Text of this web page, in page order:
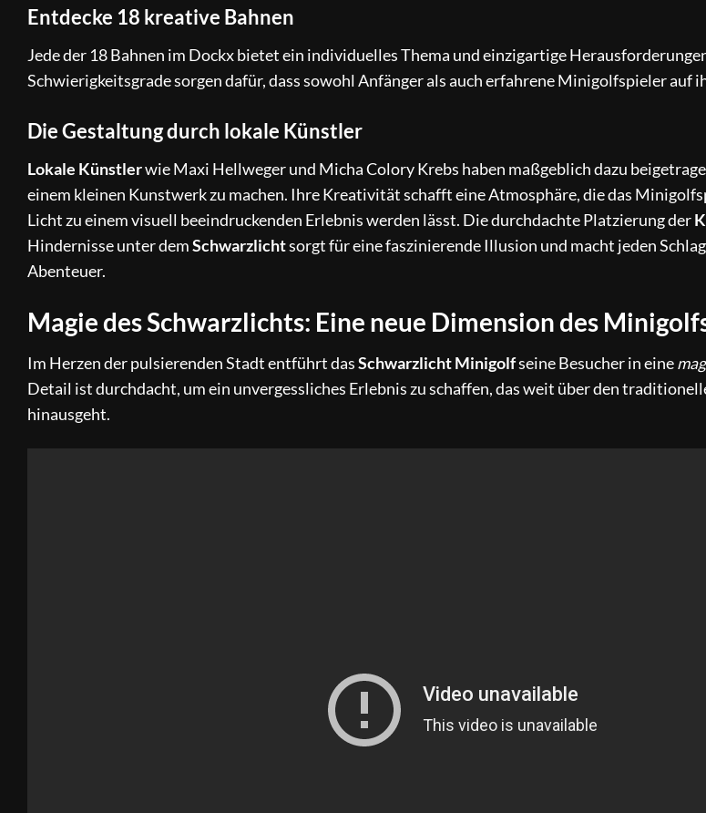
Entdecke 18 kreative Bahnen
Jede der 18 Bahnen im Dockx bietet ein individuelles Thema und einzigartige
Schwierigkeitsgrade sorgen dafür, dass sowohl Anfänger als auch erfahrene Minigolfspieler auf
Die Gestaltung durch lokale Künstler
Lokale Künstlerwie Maxi Hellweger und Micha Colory Krebs haben maßgeblich dazu
einem kleinen Kunstwerk zu machen. Ihre Kreativität schafft eine Atmosphäre, die das
Licht zu einem visuell beeindruckenden Erlebnis werden lässt. Die durchdachte Platzierung der
Hindernisse unter demSchwarzlichtsorgt für eine faszinierende Illusion und macht jeden
Abenteuer.
Magie des Schwarzlichts: Eine neue Dimension des
Im Herzen der pulsierenden Stadt entführt dasSchwarzlicht Minigolfseine Besucher in eine
Detail ist durchdacht, um ein unvergessliches Erlebnis zu schaffen, das weit über den
hinausgeht.